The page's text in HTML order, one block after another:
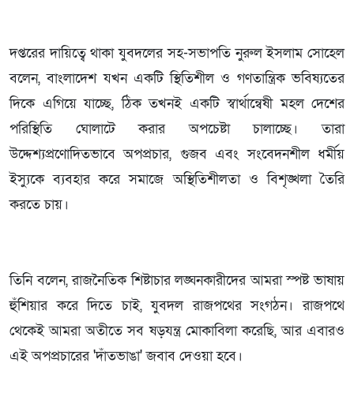
দপ্তরের দায়িত্বে থাকা যুবদলের সহ-সভাপতি নুরুল ইসলাম সোহেল
বলেন, বাংলাদেশ যখন একটি স্থিতিশীল ও গণতান্ত্রিক ভবিষ্যতের
দিকে এগিয়ে যাচ্ছে, ঠিক তখনই একটি স্বার্থান্বেষী মহল দেশের
পরিস্থিতি ঘোলাটে করার অপচেষ্টা চালাচ্ছে। তারা
উদ্দেশ্যপ্রণোদিতভাবে অপপ্রচার, গুজব এবং সংবেদনশীল ধর্মীয়
ইস্যুকে ব্যবহার করে সমাজে অস্থিতিশীলতা ও বিশৃঙ্খলা তৈরি
করতে চায়।
তিনি বলেন, রাজনৈতিক শিষ্টাচার লঙ্ঘনকারীদের আমরা স্পষ্ট ভাষায়
হুঁশিয়ার করে দিতে চাই, যুবদল রাজপথের সংগঠন। রাজপথে
থেকেই আমরা অতীতে সব ষড়যন্ত্র মোকাবিলা করেছি, আর এবারও
এই অপপ্রচারের 'দাঁতভাঙা' জবাব দেওয়া হবে।